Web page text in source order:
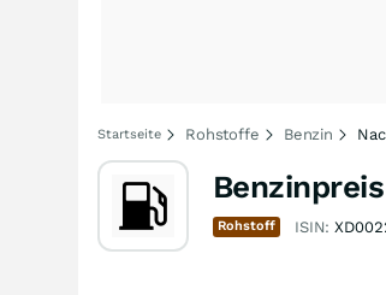
Startseite Rohstoffe Benzin
Benzinpreis
Rohstoff ISIN: